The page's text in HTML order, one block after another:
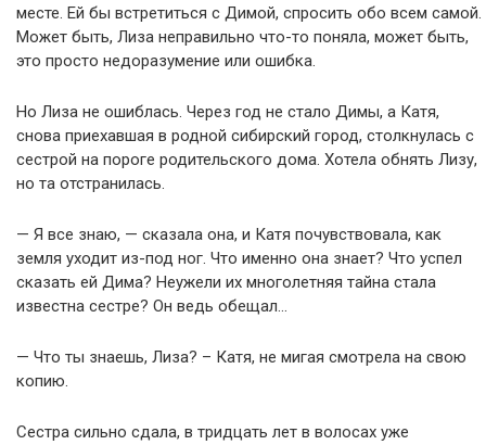
месте. Ей бы встретиться с Димой, спросить обо всем самой.
Может быть, Лиза неправильно что-то поняла, может быть,
это просто недоразумение или ошибка.
Но Лиза не ошиблась. Через год не стало Димы, а Катя,
снова приехавшая в родной сибирский город, столкнулась с
сестрой на пороге родительского дома. Хотела обнять Лизу,
но та отстранилась.
— Я все знаю, — сказала она, и Катя почувствовала, как
земля уходит из-под ног. Что именно она знает? Что успел
сказать ей Дима? Неужели их многолетняя тайна стала
известна сестре? Он ведь обещал…
— Что ты знаешь, Лиза? – Катя, не мигая смотрела на свою
копию.
Сестра сильно сдала, в тридцать лет в волосах уже